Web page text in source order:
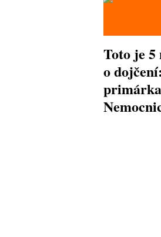
Toto je 5
o